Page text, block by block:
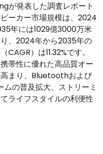
発表した調査レポート
ーカー市場規模は、2024
年には1029億3000万米
、2024年から2035年の
）は11.32%です。
帯性に優れた高品質オー
まり、Bluetoothおよび
の普及拡大、ストリーミ
ライフスタイルの利便性